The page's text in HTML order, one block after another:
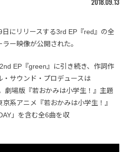
にリリースする3rd EP『red』の全
ー映像が公開された。
EP『green』に引き続き、作詞作
サウンド・プロデュースは
劇場版『若おかみは小学生！』主題
系アニメ『若おかみは小学生！』
」を含む全6曲を収